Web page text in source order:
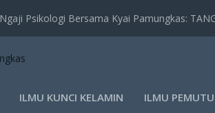
Ngaji Psikologi Bersama Kyai Pamungkas:
ILMU KUNCI KELAMIN ILMU